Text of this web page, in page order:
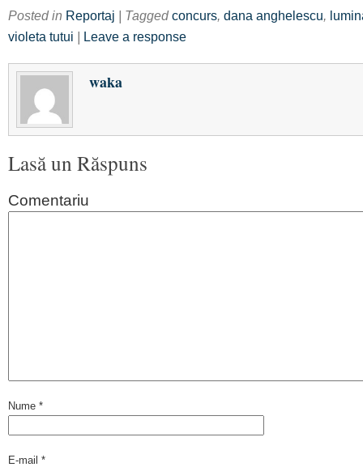
Posted in Reportaj | Taggedconcurs, dana anghelescu,
violeta tutui | Leave a response
waka
Lasă un Răspuns
Comentariu
Nume *
E-mail *